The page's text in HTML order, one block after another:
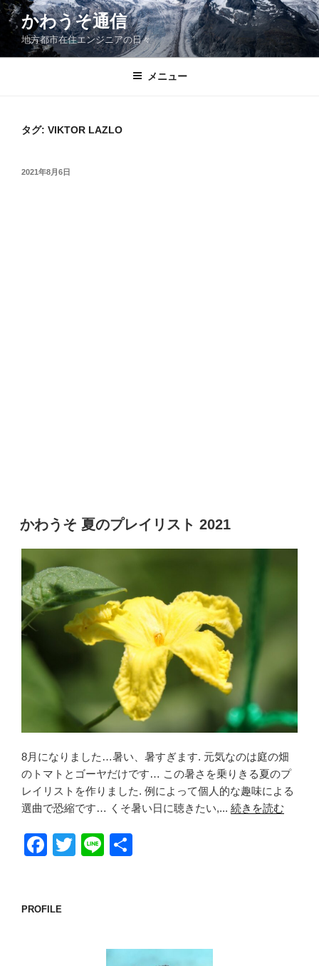
コ
ン
ン
かわうそ通信
地方都市在住エンジニアの日々
メニュー
タグ: VIKTOR LAZLO
投
2021年8月6日
かわうそ 夏のプレイリスト 2021
8月になりました…暑い、暑すぎます. 元気なのは庭の畑
のトマトとゴーヤだけです… この暑さを乗りきる夏のプ
レイリストを作りました. 例によって個人的な趣味による
選曲で恐縮です… くそ暑い日に聴きたい,... 続きを読む
F
e
T
Li
PROFILE